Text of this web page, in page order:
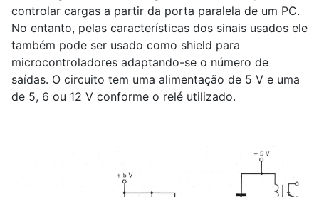
controlar cargas a partir da porta paralela de um PC.
No entanto, pelas características dos sinais usados ele
também pode ser usado como shield para
microcontroladores adaptando-se o número de
saídas. O circuito tem uma alimentação de 5 V e uma
de 5, 6 ou 12 V conforme o relé utilizado.